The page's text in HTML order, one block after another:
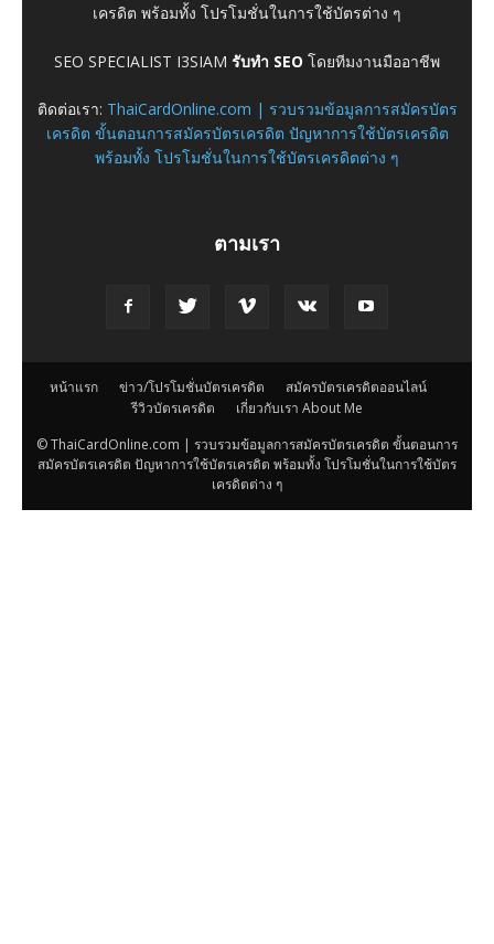
เครดิต พร้อมทั้ง โปรโมชั่นในการใช้บัตรต่าง ๆ
SEO SPECIALIST I3SIAM รับทำ SEO โดยทีมงานมืออาชีพ
ติดต่อเรา: ThaiCardOnline.com | รวบรวมข้อมูลการสมัครบัตร
เครดิต ขั้นตอนการสมัครบัตรเครดิต ปัญหาการใช้บัตรเครดิต
พร้อมทั้ง โปรโมชั่นในการใช้บัตรเครดิตต่าง ๆ
ตามเรา
หน้าแรก ข่าว/โปรโมชั่นบัตรเครดิต
สมัครบัตรเครดิตออนไลน์
รีวิวบัตรเครดิต
เกี่ยวกับเรา About Me
© ThaiCardOnline.com | รวบรวมข้อมูลการสมัครบัตรเครดิต ขั้นตอนการ
สมัครบัตรเครดิต ปัญหาการใช้บัตรเครดิต พร้อมทั้ง โปรโมชั่นในการใช้บัตร
เครดิตต่าง ๆ